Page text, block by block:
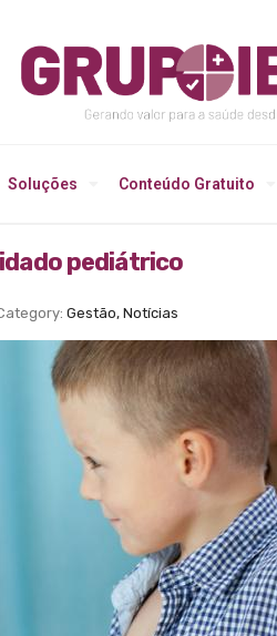
Soluções Conteúdo Gratuito
pediátrico
Gestão, Notícias